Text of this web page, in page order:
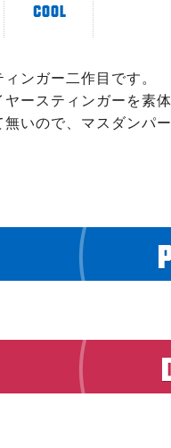
ンガー二作目です。
ースティンガーを素
無いので、マスダンパ